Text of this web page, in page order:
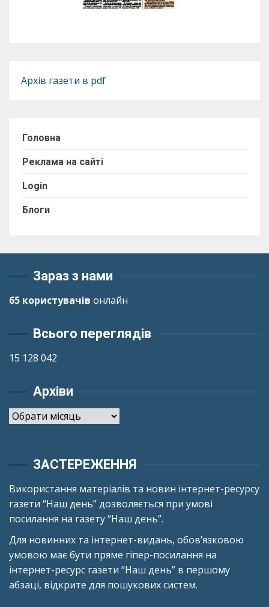
Архів газети в pdf
Головна
Реклама на сайті
Login
Блоги
Зараз з нами
65 користувачів онлайн
Всього переглядів
15 128 042
Архіви
Архіви
ЗАСТЕРЕЖЕННЯ
Використання матеріалів та новин інтернет-ресурсу
газети “Наш день” дозволяється при умові
посилання на газету “Наш день”.
Для новинних та інтернет-видань, обов’язковою
умовою має бути пряме гіпер-посилання на
інтернет-ресурс газети “Наш день” в першому
абзаці, відкрите для пошукових систем.